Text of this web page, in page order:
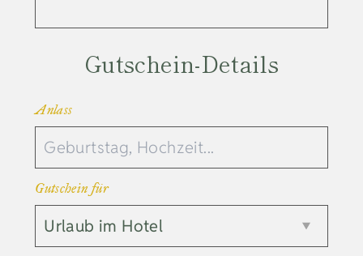
Gutschein-Details
Anlass
Gutschein für